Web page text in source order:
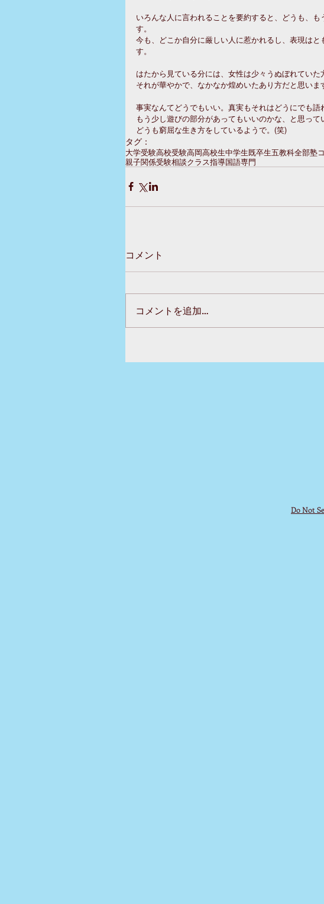
いろんな人に言われることを要約すると、どうも、
す。
今も、どこか自分に厳しい人に惹かれるし、表現は
す。
はたから見ている分には、女性は少々うぬぼれていた
それが華やかで、なかなか煌めいたあり方だと思いま
事実なんてどうでもいい。真実もそれはどうにでも語
もう少し遊びの部分があってもいいのかな、と思って
どうも窮屈な生き方をしているようで。(笑)
タグ：
大学受験高校受験高岡高校生中学生既卒生五教科全部塾
親子関係受験相談クラス指導国語専門
コメント
コメントを追加…
Do Not